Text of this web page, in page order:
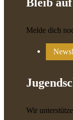
Melde dich
Wir